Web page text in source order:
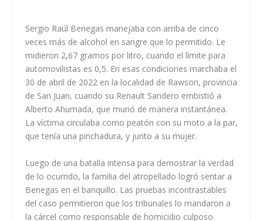
Sergio Raúl Benegas manejaba con arriba de cinco
veces más de alcohol en sangre que lo permitido. Le
midieron 2,67 gramos por litro, cuando el límite para
automovilistas es 0,5. En esas condiciones marchaba el
30 de abril de 2022 en la localidad de Rawson, provincia
de San Juan, cuando su Renault Sandero embistió a
Alberto Ahumada, que murió de manera instantánea.
La víctima circulaba como peatón con su moto a la par,
que tenía una pinchadura, y junto a su mujer.
Luego de una batalla intensa para demostrar la verdad
de lo ocurrido, la familia del atropellado logró sentar a
Benegas en el banquillo. Las pruebas incontrastables
del caso permitieron que los tribunales lo mandaron a
la cárcel como responsable de homicidio culposo